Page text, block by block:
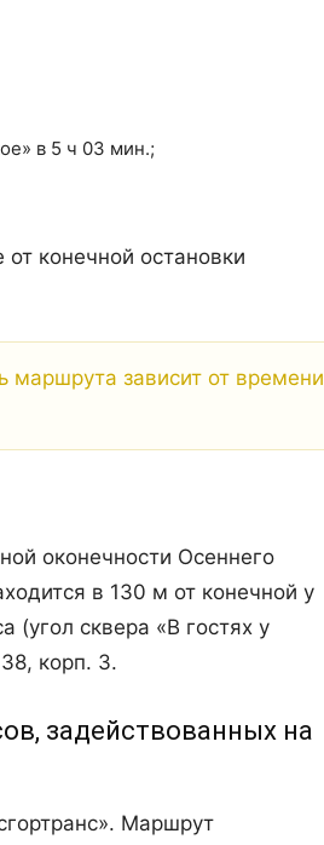
в 5 ч 03 мин.;
конечной остановки
маршрута зависит от времени
оконечности Осеннего
в 130 м от конечной у
(угол сквера «В гостях у
корп. 3.
задействованных на
Маршрут